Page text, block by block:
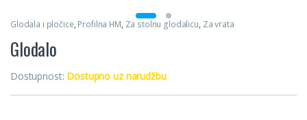
Glodala i pločice, Profilna HM, Za stolnu glodalicu, Za vrata
Glodalo
Dostupnost: Dostupno uz narudžbu